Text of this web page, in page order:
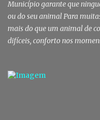
de Setúbal desta...
Município garante que
ou do seu animal Para
mais do que um animal de
difíceis, conforto nos
garantir cuidados básicos de